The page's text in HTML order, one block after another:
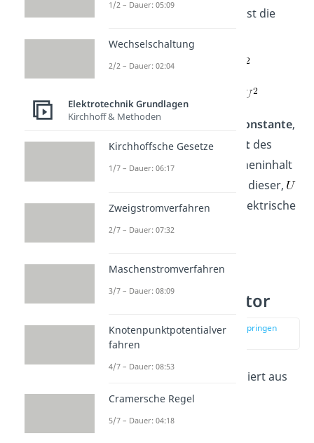
eingesetzt werden. Somit ist die
ist die elektrische
Feldkonstante,
die relativePermittivität des
Dielektrikums
der Flächeninhalt
der Abstand dieser,
die Spannung und
die elektrische
Feldstärke.
Plattenkondensator
zur Stelle im Video springen
(02:22)
ist definiert aus
Energie pro Volumen.
1/2 – Dauer: 05:09
Wechselschaltung
2/2 – Dauer: 02:04
Elektrotechnik Grundlagen
Kirchhoff & Methoden
Kirchhoffsche Gesetze
1/7 – Dauer: 06:17
Zweigstromverfahren
2/7 – Dauer: 07:32
Maschenstromverfahren
3/7 – Dauer: 08:09
Knotenpunktpotentialver
fahren
4/7 – Dauer: 08:53
Cramersche Regel
5/7 – Dauer: 04:18